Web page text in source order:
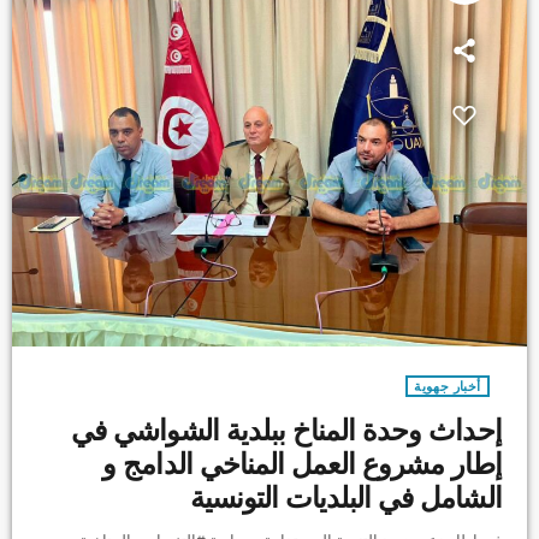
أخبار جهوية
إحداث وحدة المناخ ببلدية الشواشي في
إطار مشروع العمل المناخي الدامج و
الشامل في البلديات التونسية